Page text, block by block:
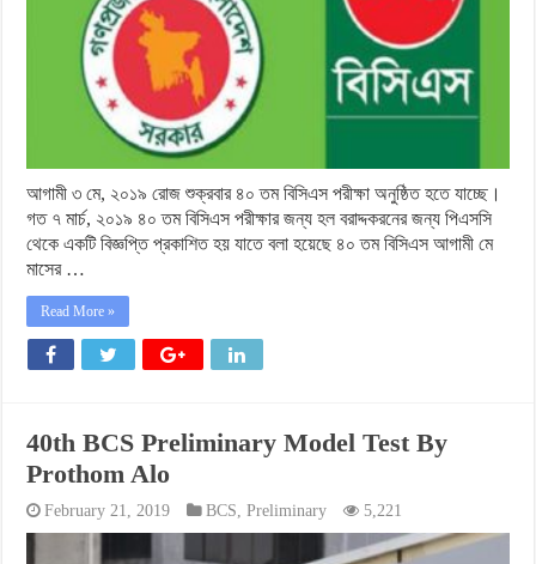
আগামী ৩ মে, ২০১৯ রোজ শুক্রবার ৪০ তম বিসিএস পরীক্ষা অনুষ্ঠিত হতে যাচ্ছে।
গত ৭ মার্চ, ২০১৯ ৪০ তম বিসিএস পরীক্ষার জন্য হল বরাদ্দকরনের জন্য পিএসসি
থেকে একটি বিজ্ঞপ্তি প্রকাশিত হয় যাতে বলা হয়েছে ৪০ তম বিসিএস আগামী মে
মাসের …
Read More »
40th BCS Preliminary Model Test By
Prothom Alo
February 21, 2019 BCS,Preliminary 5,221